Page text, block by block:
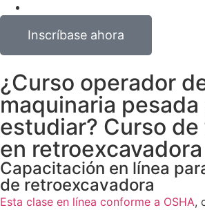
Inscríbase ahora
¿Curso operador
maquinaria
estudiar? Curso
en retroexcavadora
Capacitación en línea
de retroexcavadora
Esta clase en línea conforme a OSHA,